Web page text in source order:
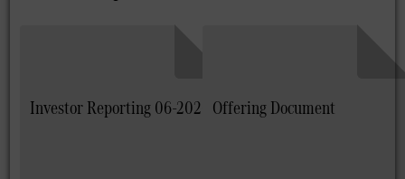
Investor Reporting 06-2026 Offering Document